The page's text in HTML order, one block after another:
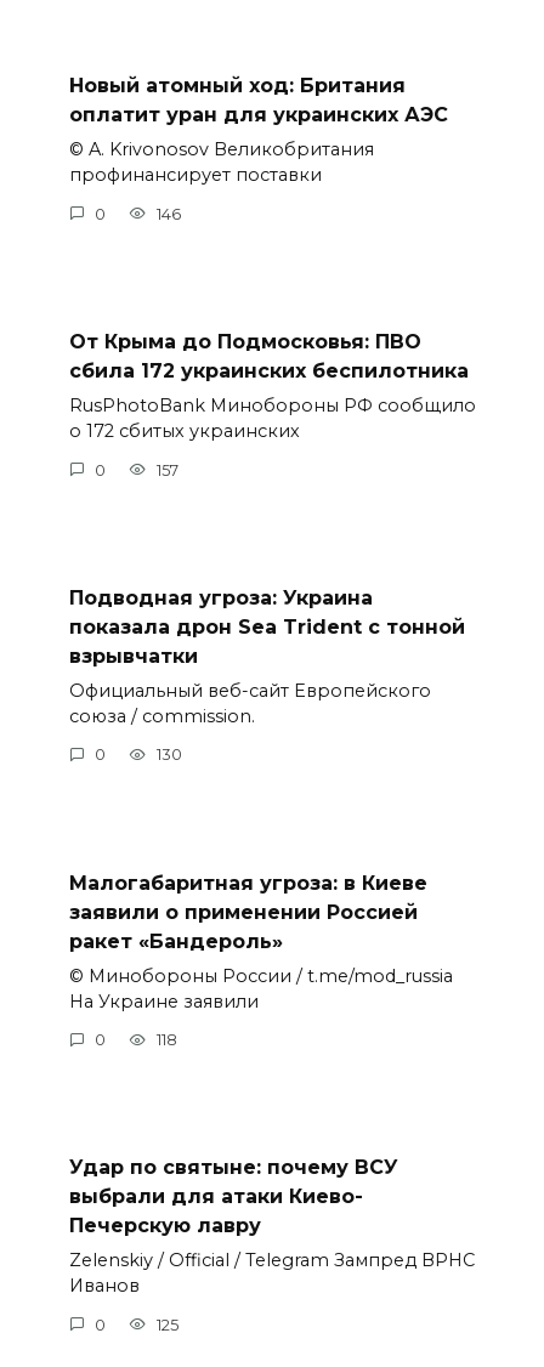
Новый атомный ход: Британия
оплатит уран для украинских АЭС
© A. Krivonosov Великобритания
профинансирует поставки
0 146
От Крыма до Подмосковья: ПВО
сбила 172 украинских беспилотника
RusPhotoBank Минобороны РФ сообщило
о 172 сбитых украинских
0 157
Подводная угроза: Украина
показала дрон Sea Trident с тонной
взрывчатки
Официальный веб-сайт Европейского
союза / commission.
0 130
Малогабаритная угроза: в Киеве
заявили о применении Россией
ракет «Бандероль»
© Минобороны России / t.me/mod_russia
На Украине заявили
0 118
Удар по святыне: почему ВСУ
выбрали для атаки Киево-
Печерскую лавру
Zеlеnskiу / Оfficiаl / Telegram Зампред ВРНС
Иванов
0 125